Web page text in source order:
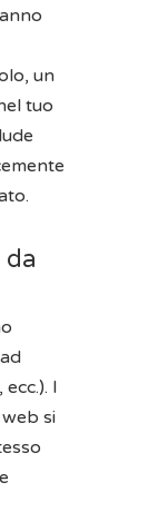
un
tuo
I
si